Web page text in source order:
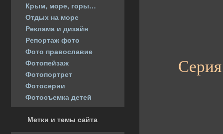
Крым, море, горы…
Отдых на море
Реклама и дизайн
Репортаж фото
Фото православие
Фотопейзаж
Фотопортрет
Фотосерии
Фотосъемка детей
Метки и темы сайта